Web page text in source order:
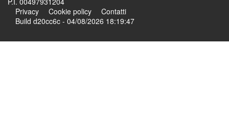
Privacy
Cookie policy
Contatti
Build d20cc6c - 04/08/2026 18:19:47